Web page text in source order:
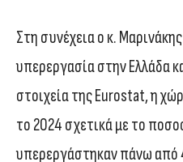
Στη συνέχεια ο κ.
υπερεργασία στην Ελλάδα
στοιχεία της Eurostat, η
το 2024 σχετικά με το
υπερεργάστηκαν πάνω από